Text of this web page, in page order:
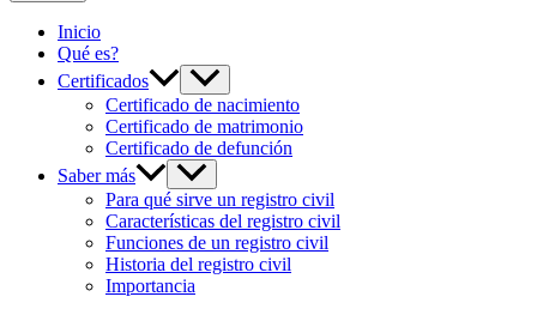
Inicio
Qué es?
Certificados
Certificado de nacimiento
Certificado de matrimonio
Certificado de defunción
Saber más
Para qué sirve un registro civil
Características del registro civil
Funciones de un registro civil
Historia del registro civil
Importancia